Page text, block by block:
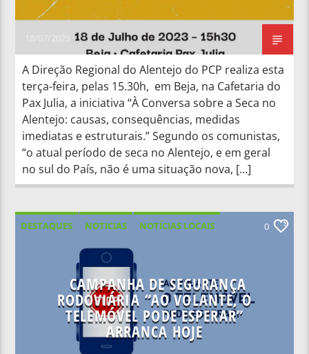
A Direção Regional do Alentejo do PCP realiza esta
terça-feira, pelas 15.30h, em Beja, na Cafetaria do
Pax Julia, a iniciativa “À Conversa sobre a Seca no
Alentejo: causas, consequências, medidas
imediatas e estruturais.” Segundo os comunistas,
“o atual período de seca no Alentejo, e em geral
no sul do País, não é uma situação nova, […]
DESTAQUES NOTICIAS
NOTÍCIAS LOCAIS
NOTÍCIAS NACIONAIS
0
CAMPANHA DE SEGURANÇA
RODOVIÁRIA “AO VOLANTE, O
TELEMÓVEL PODE ESPERAR”
ARRANCA HOJE